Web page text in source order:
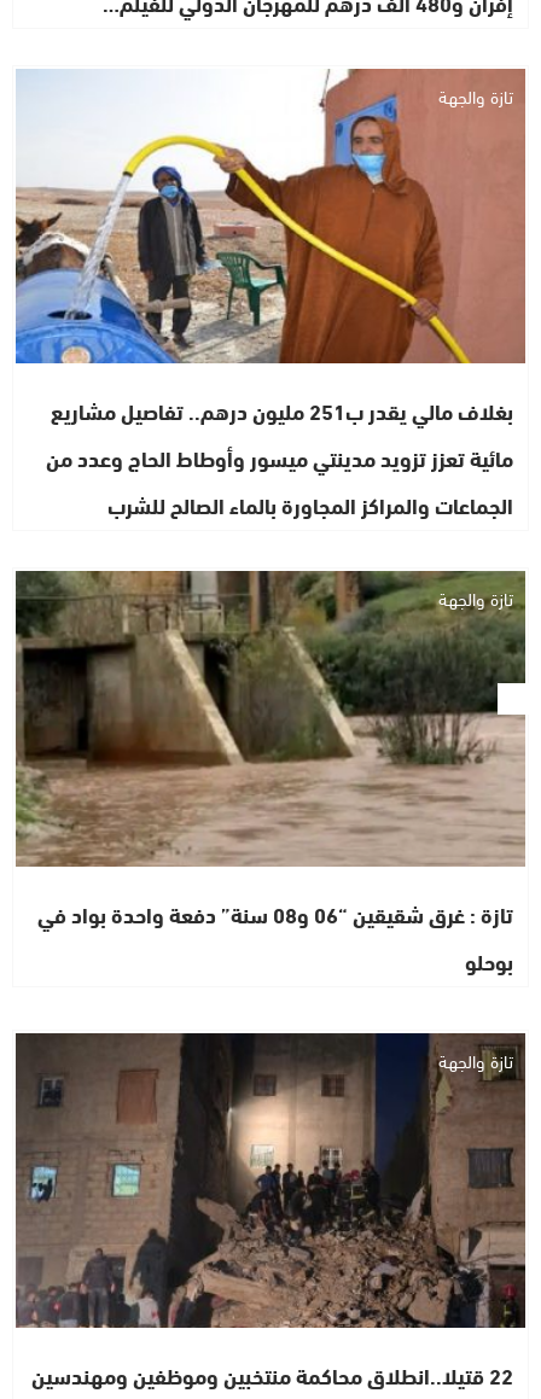
تازة والجهة
بغلاف مالي يقدر ب251 مليون درهم.. تفاصيل مشاريع
مائية تعزز تزويد مدينتي ميسور وأوطاط الحاج وعدد من
الجماعات والمراكز المجاورة بالماء الصالح للشرب
تازة والجهة
تازة : غرق شقيقين “06 و08 سنة” دفعة واحدة بواد في
بوحلو
تازة والجهة
22 قتيلا..انطلاق محاكمة منتخبين وموظفين ومهندسين